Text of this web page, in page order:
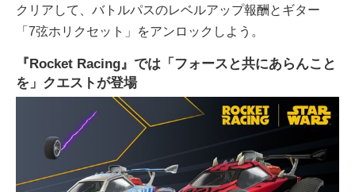
クリアして、バトルパスのレベルアップ報酬とギター
「7弦ホリクセット」をアンロックしよう。
『Rocket Racing』では「フォースと共にあらんこと
を」クエストが登場